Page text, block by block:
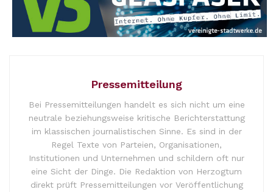
Pressemitteilung
Bei Pressemitteilungen handelt es sich nicht um eine
neutrale beziehungsweise kritische Berichterstattung
im klassischen journalistischen Sinne. Es sind in der
Regel Texte von Parteien, Organisationen,
Institutionen und Unternehmen und schildern oft nur
eine Sicht der Dinge. Die Redaktion von Herzogtum
direkt prüft Pressemitteilungen vor Veröffentlichung